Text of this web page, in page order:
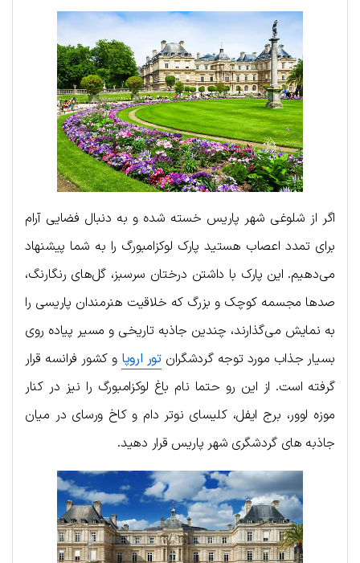
اگر از شلوغی شهر پاریس خسته شده و به دنبال فضایی آرام
برای تمدد اعصاب هستید پارک لوکزامبورگ را به شما پیشنهاد
می‌دهیم. این پارک با داشتن درختان سرسبز، گل‌های رنگارنگ،
صدها مجسمه کوچک و بزرگ که خلاقیت هنرمندان پاریسی را
به نمایش می‌گذارند، چندین جاذبه تاریخی و مسیر پیاده روی
بسیار جذاب مورد توجه گردشگرانتور اروپا و کشور فرانسه قرار
گرفته است. از این رو حتما نام باغ لوکزامبورگ را نیز در کنار
موزه لوور، برج ایفل، کلیسای نوتر دام و کاخ ورسای در میان
جاذبه های گردشگری شهر پاریس قرار دهید.